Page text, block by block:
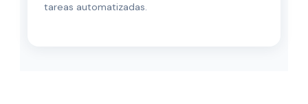
tareas automatizadas.